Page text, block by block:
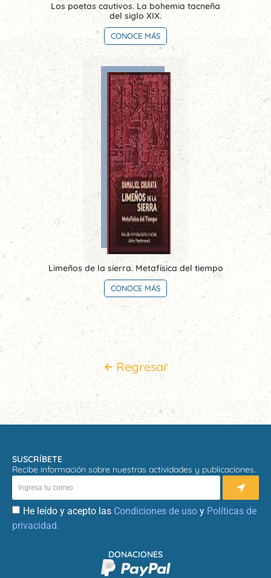
Los poetas cautivos. La bohemia tacneña
del siglo XIX.
CONOCE MÁS
Limeños de la sierra. Metafísica del tiempo
CONOCE MÁS
Regresar
SUSCRÍBETE
Recibe información sobre nuestras actividades y publicaciones.
He leído y acepto las Condiciones de uso y Políticas de
privacidad.
DONACIONES